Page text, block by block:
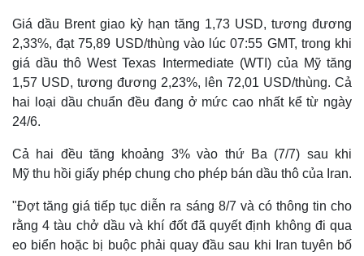
Quan sát
Cuộc sống đó đây
Hồ sơ
Multimedia
Video
E-Magazine
Infographic
Giá dầu Brent giao kỳ hạn tăng 1,73 USD, tương đương
2,33%, đạt 75,89 USD/thùng vào lúc 07:55 GMT, trong khi
giá dầu thô West Texas Intermediate (WTI) của Mỹ tăng
1,57 USD, tương đương 2,23%, lên 72,01 USD/thùng. Cả
hai loại dầu chuẩn đều đang ở mức cao nhất kể từ ngày
24/6.
Cả hai đều tăng khoảng 3% vào thứ Ba (7/7) sau khi
Mỹ thu hồi giấy phép chung cho phép bán dầu thô của Iran.
"Đợt tăng giá tiếp tục diễn ra sáng 8/7 và có thông tin cho
rằng 4 tàu chở dầu và khí đốt đã quyết định không đi qua
eo biển hoặc bị buộc phải quay đầu sau khi Iran tuyên bố